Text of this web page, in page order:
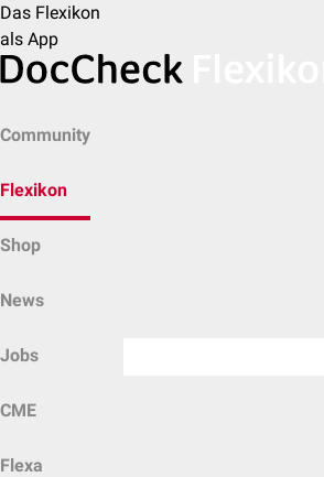
Das Flexikon
als App
Community
Flexikon
Shop
News
Jobs
CME
Flexa